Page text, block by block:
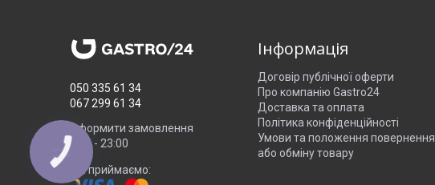
050 335 61 34
067 299 61 34
Оформити замовлення
8:00 - 23:00
Ми приймаємо:
Інформація
Договір публічної оферти
Про компанію Gastro24
Доставка та оплата
Політика конфіденційності
Умови та положення повернення
або обміну товару
КНОПКА
ЗВ'ЯЗКУ